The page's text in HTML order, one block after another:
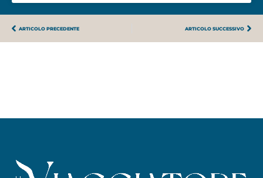
ARTICOLO PRECEDENTE ARTICOLO SUCCESSIVO